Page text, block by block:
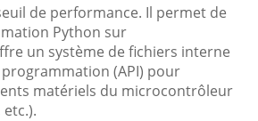
de performance. Il permet de
Python sur
un système de fichiers interne
(API) pour
matériels du microcontrôleur